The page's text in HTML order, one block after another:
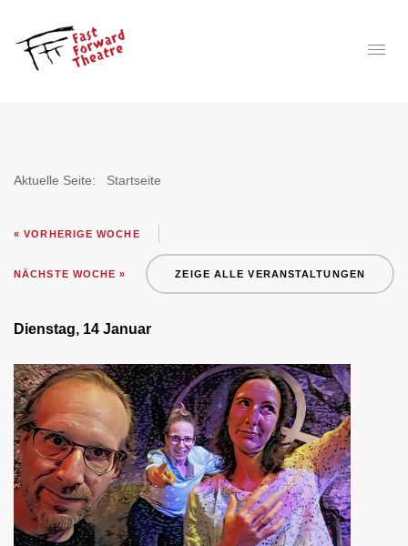
Aktuelle Seite: Startseite
« VORHERIGE WOCHE
ZEIGE ALLE VERANSTALTUNGEN
NÄCHSTE WOCHE »
Dienstag, 14 Januar